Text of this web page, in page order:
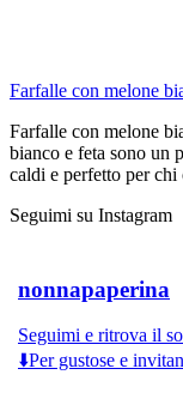
Farfalle con melone
Farfalle con melone
bianco e feta sono un
caldi e perfetto per chi
Seguimi su Instagram
nonnapaperina
Seguimi e ritrova il
⬇️Per gustose e